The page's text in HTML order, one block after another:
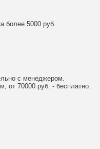
более 5000 руб.
с менеджером.
от 70000 руб. - бесплатно.